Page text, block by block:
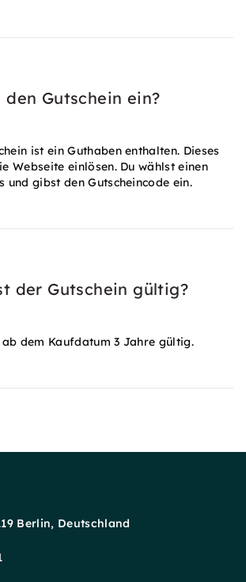
Gutschein ein?
ist ein Guthaben enthalten. Dieses
Webseite einlösen. Du wählst einen
und gibst den Gutscheincode ein.
der Gutschein gültig?
ab dem Kaufdatum 3 Jahre gültig.
Berlin, Deutschland